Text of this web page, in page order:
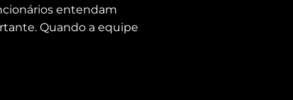
entendam
Quando a equipe